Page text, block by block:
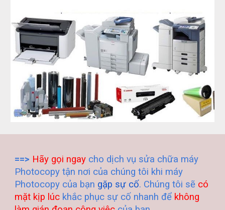
==> Hãy gọi ngay cho dịch vụ sửa chữa máy
Photocopy tận nơi của chúng tôi khi máy
Photocopy của bạn gặp sự cố. Chúng tôi sẽ có
mặt kịp lúc khắc phục sự cố nhanh để không